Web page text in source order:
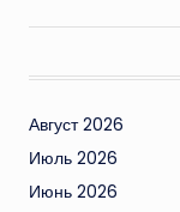
Август 2026
Июль 2026
Июнь 2026